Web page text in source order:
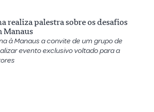
realiza palestra sobre os desafios
Manaus
à Manaus a convite de um grupo de
evento exclusivo voltado para a